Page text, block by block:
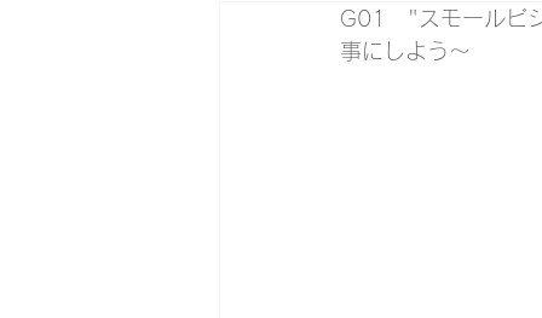
G01　"スモールビ
事にしよう〜